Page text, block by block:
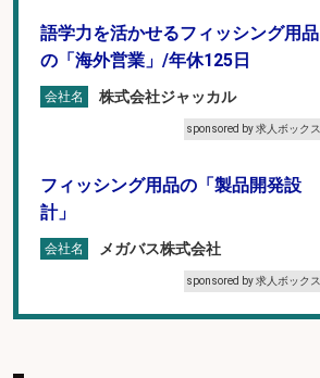
語学力を活かせるフィッシング用品
の「海外営業」/年休125日
会社名 株式会社ジャッカル
sponsored by 求人ボックス
フィッシング用品の「製品開発設
計」
会社名 メガバス株式会社
sponsored by 求人ボックス